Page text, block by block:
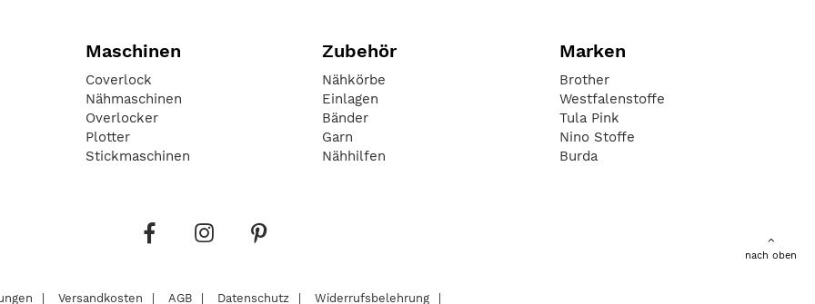
Maschinen
Coverlock
Nähmaschinen
Overlocker
Plotter
Stickmaschinen
Zubehör
Nähkörbe
Einlagen
Bänder
Garn
Nähhilfen
Marken
Brother
Westfalenstoffe
Tula Pink
Nino Stoffe
Burda
nach oben
Versandkosten AGB Datenschutz Widerrufsbelehrung